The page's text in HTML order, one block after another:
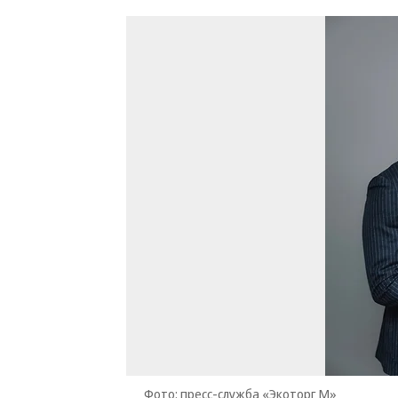
Фото: пресс-служба «Экоторг М»